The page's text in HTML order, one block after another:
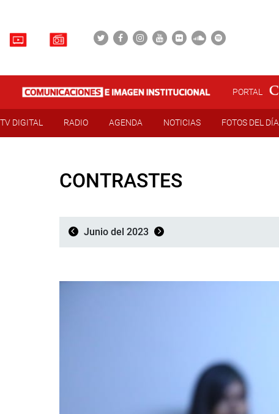
PORTAL
TV DIGITAL RADIO AGENDA NOTICIAS FOTOS DEL DÍA
CONTRASTES
Junio del 2023